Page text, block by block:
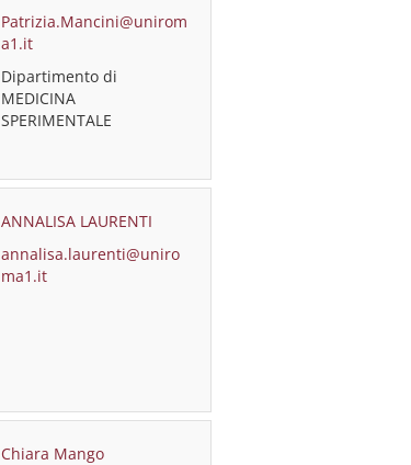
Patrizia.Mancini@unirom
a1.it
Dipartimento di
MEDICINA
SPERIMENTALE
ANNALISA LAURENTI
annalisa.laurenti@uniro
ma1.it
Chiara Mango